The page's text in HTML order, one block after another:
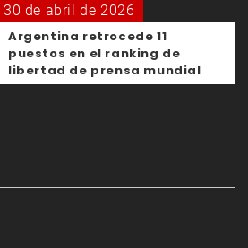
30 de abril de 2026
Argentina retrocede 11
puestos en el ranking de
libertad de prensa mundial